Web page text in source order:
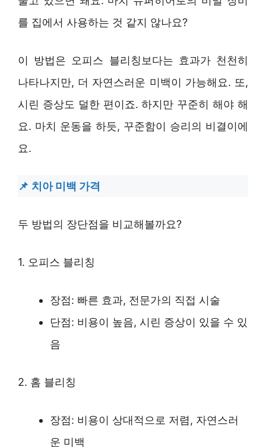
를 집에서 사용하는 것 같지 않나요?
이 방법은 오피스 블리칭보다는 효과가 천천히
나타나지만, 더 자연스러운 미백이 가능해요. 또,
시린 증상도 덜한 편이죠. 하지만 꾸준히 해야 해
요. 마치 운동을 하듯, 꾸준함이 승리의 비결이에
요.
치아 미백 가격
두 방법의 장단점을 비교해볼까요?
1. 오피스 블리칭
장점: 빠른 효과, 전문가의 직접 시술
단점: 비용이 높음, 시린 증상이 있을 수 있
음
2. 홈 블리칭
장점: 비용이 상대적으로 저렴, 자연스러
운 미백